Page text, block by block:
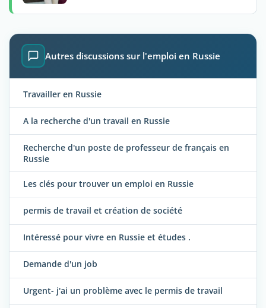
Autres discussions sur l'emploi en Russie
Travailler en Russie
A la recherche d'un travail en Russie
Recherche d'un poste de professeur de français en
Russie
Les clés pour trouver un emploi en Russie
permis de travail et création de société
Intéressé pour vivre en Russie et études .
Demande d'un job
Urgent- j'ai un problème avec le permis de travail